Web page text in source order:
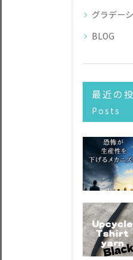
グラデー
BLOG
最近の
Posts